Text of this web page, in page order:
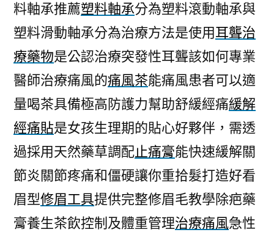
料軸承推薦塑料軸承分為塑料滾動軸承與
塑料滑動軸承分為治療方法是使用耳聾治
療藥物是公認治療突發性耳聾該如何專業
醫師治療痛風的痛風茶能痛風患者可以適
量喝茶具備極高防護力幫助舒緩經痛緩解
經痛貼是女孩生理期的貼心好夥伴，需透
過採用天然藥草調配止痛膏能快速緩解關
節炎關節疼痛和僵硬讓你重拾髮打造好看
眉型修眉工具提供完整修眉毛教學除疤藥
膏養生茶飲控制及體重管理治療痛風急性